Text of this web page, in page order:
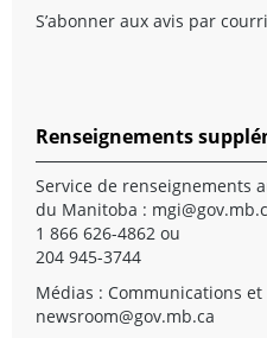
S’abonner aux avis par
Renseignements
Service de renseignements
du Manitoba :
1 866 626-4862 ou
204 945-3744
Médias : Communications
newsroom@gov.mb.ca